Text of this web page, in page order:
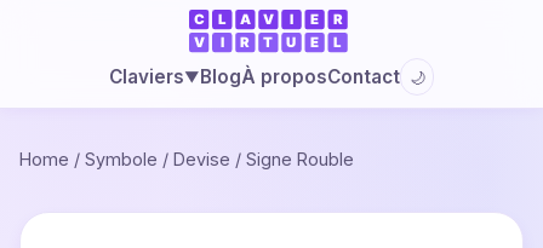
Claviers▼BlogÀ proposContact 🌙
Home / Symbole / Devise / Signe Rouble